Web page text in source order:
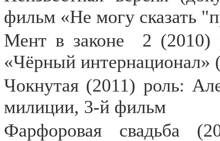
фильм «Не могу сказать
Мент в законе
2 (2010)
«Чёрный интернационал»
Чокнутая (2011) роль:
милиции, 3-й фильм
Фарфоровая свадьба